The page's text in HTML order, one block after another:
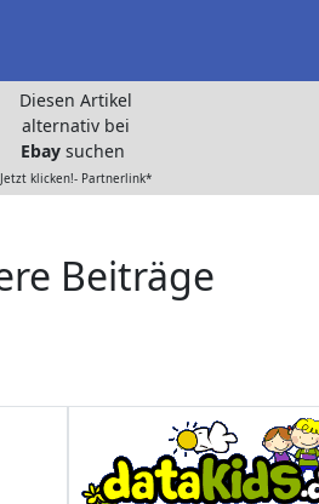
Diesen Artikel
alternativ bei
Ebay suchen
Jetzt klicken!- Partnerlink*
Beiträge